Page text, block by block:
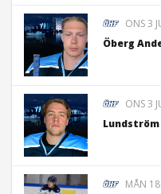
ONS 3
Öberg
ONS 3
MÅN